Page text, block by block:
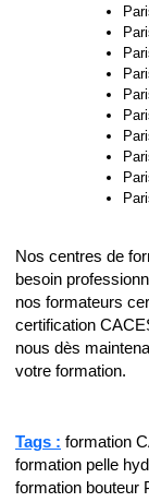
Nos centres de
besoin
nos formateurs
certification
nous dès
votre formation.
Tags : formation
formation pelle
formation bouteur